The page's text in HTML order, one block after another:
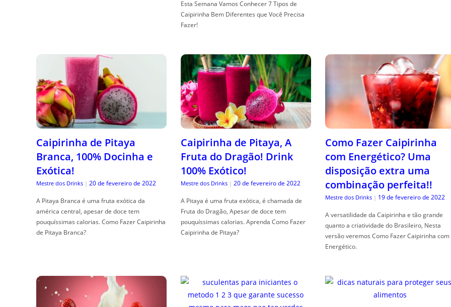
Esta Semana Vamos Conhecer 7 Tipos de
Caipirinha Bem Diferentes que Você Precisa
Fazer!
Caipirinha de Pitaya
Branca, 100% Docinha e
Exótica!
Mestre dos Drinks | 20 de fevereiro de 2022
A Pitaya Branca é uma fruta exótica da
américa central, apesar de doce tem
pouquíssimas calorias. Como Fazer Caipirinha
de Pitaya Branca?
Caipirinha de Pitaya, A
Fruta do Dragão! Drink
100% Exótico!
Mestre dos Drinks | 20 de fevereiro de 2022
A Pitaya é uma fruta exótica, é chamada de
Fruta do Dragão, Apesar de doce tem
pouquíssimas calorias. Aprenda Como Fazer
Caipirinha de Pitaya?
Como Fazer Caipirinha
com Energético? Uma
disposição extra uma
combinação perfeita!!
Mestre dos Drinks | 19 de fevereiro de 2022
A versatilidade da Caipirinha e tão grande
quanto a criatividade do Brasileiro, Nesta
versão veremos Como Fazer Caipirinha com
Energético.